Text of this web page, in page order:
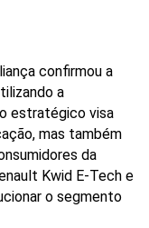
confirmou a
a
estratégico visa
mas também
da
Kwid E-Tech e
o segmento